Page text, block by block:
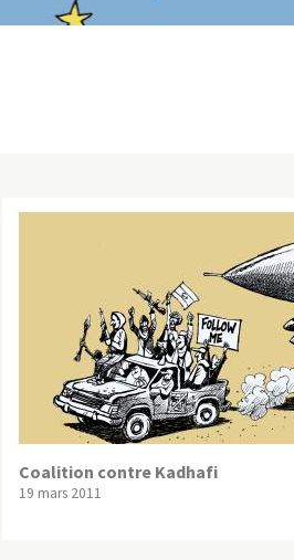
Coalition contre Kadhafi
19 mars 2011